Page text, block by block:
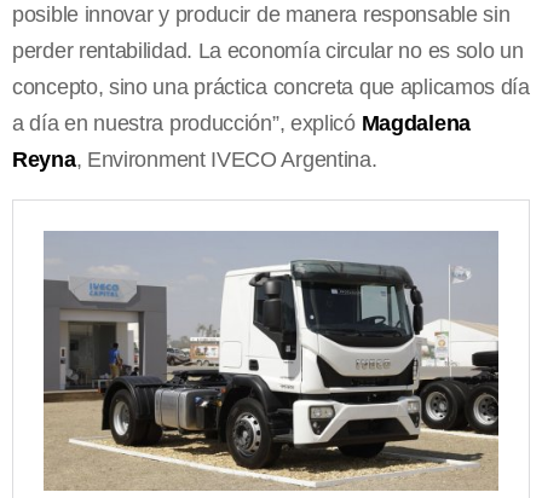
posible innovar y producir de manera responsable sin
perder rentabilidad. La economía circular no es solo un
concepto, sino una práctica concreta que aplicamos día
a día en nuestra producción”, explicó Magdalena
Reyna, Environment IVECO Argentina.